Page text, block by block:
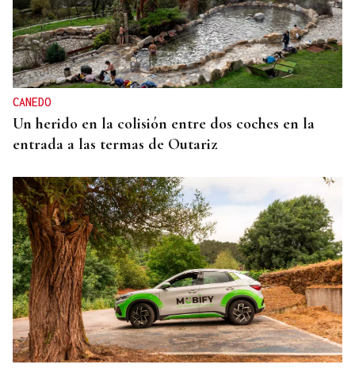
CANEDO
Un herido en la colisión entre dos coches en la
entrada a las termas de Outariz